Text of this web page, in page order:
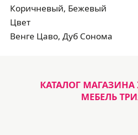
Коричневый, Бежевый
Цвет
Венге Цаво, Дуб Сонома
КАТАЛОГ
МЕБЕЛЬ